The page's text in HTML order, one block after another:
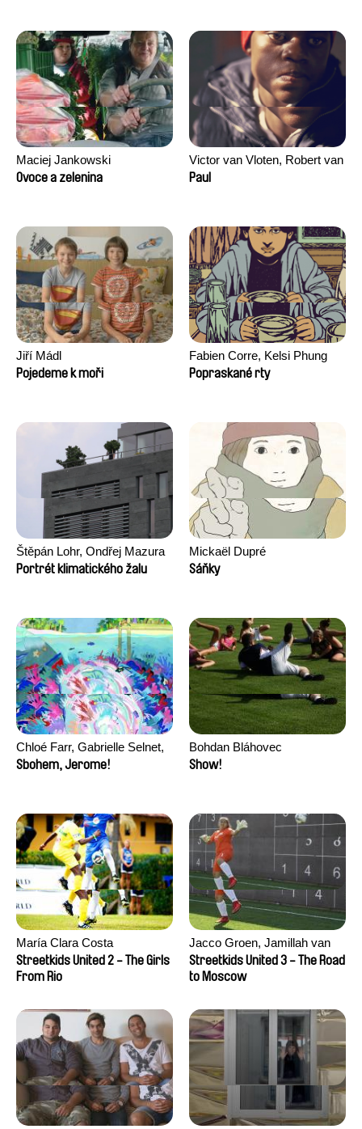
Maciej Jankowski
Ovoce a zelenina
Victor van Vloten, Robert van
Wingerden
Paul
Jiří Mádl
Pojedeme k moři
Fabien Corre, Kelsi Phung
Popraskané rty
Štěpán Lohr, Ondřej Mazura
Portrét klimatického žalu
Mickaël Dupré
Sáňky
Chloé Farr, Gabrielle Selnet,
Adam Sillard
Sbohem, Jerome!
Bohdan Bláhovec
Show!
María Clara Costa
Streetkids United 2 - The Girls
From Rio
Jacco Groen, Jamillah van
der Hulst
Streetkids United 3 - The Road
to Moscow